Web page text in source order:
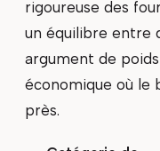
rigoureuse des
un équilibre entre
argument de
économique où le
près.